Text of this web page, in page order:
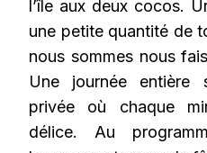
l’île aux deux cocos.
une petite quantité de
nous sommes nous
Une journée entière
privée où chaque
délice. Au